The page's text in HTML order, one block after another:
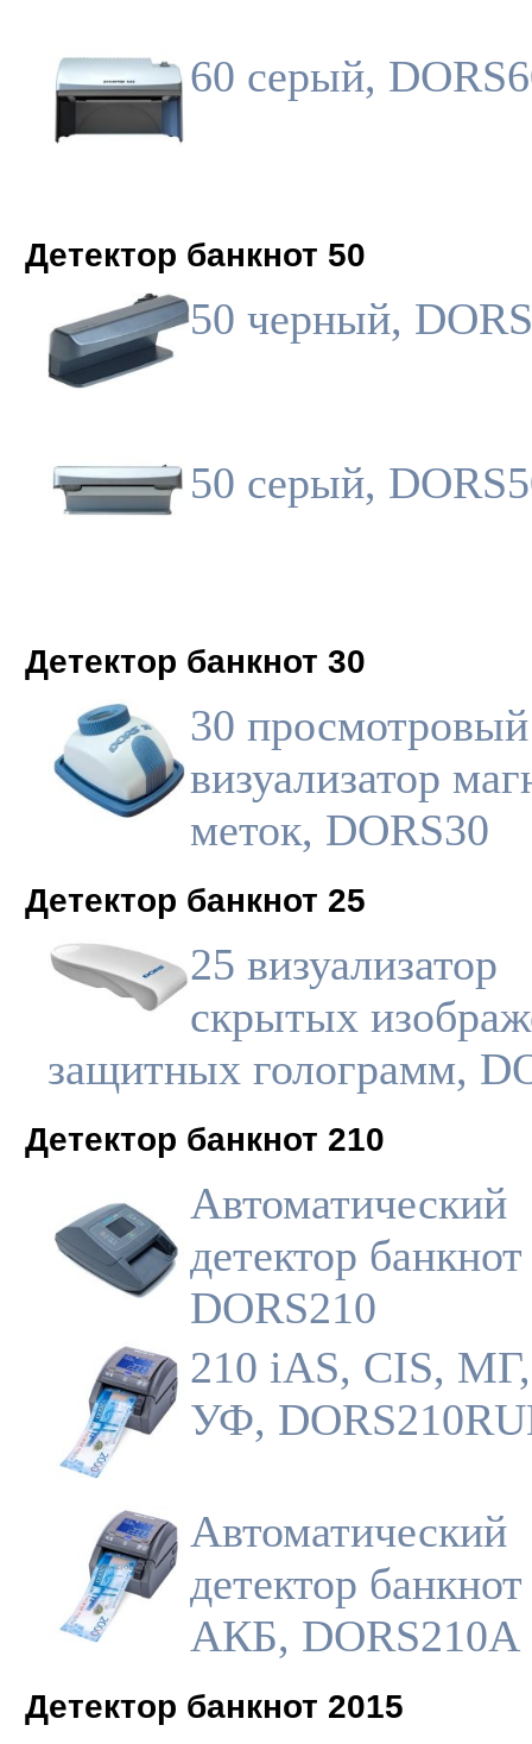
60 серый,
Детектор банкнот 50
50 черный,
50 серый,
Детектор банкнот 30
30 просмотровый
визуализатор
меток, DORS30
Детектор банкнот 25
25 визуализатор
скрытых
защитных голограмм,
Детектор банкнот 210
Автоматический
детектор
DORS210
210 iAS, CIS,
УФ,
Автоматический
детектор
АКБ, DORS210A
Детектор банкнот 2015